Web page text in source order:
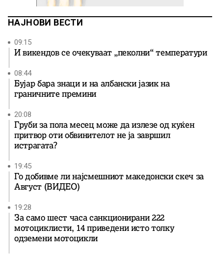
НАЈНОВИ ВЕСТИ
09:15
И викендов се очекуваат „пеколни“ температури
08:44
Бујар бара знаци и на албански јазик на
граничните премини
20:08
Груби за пола месец може да излезе од куќен
притвор оти обвинителот не ја завршил
истрагата?
19:45
Го добивме ли најсмешниот македонски скеч за
Август (ВИДЕО)
19:28
За само шест часа санкционирани 222
мотоциклисти, 14 приведени исто толку
одземени мотоцикли